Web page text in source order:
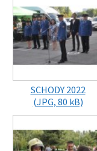
SCHODY 2022
(JPG, 80 kB)